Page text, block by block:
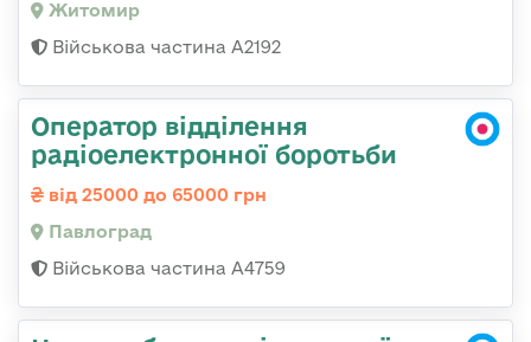
Житомир
Військова частина А2192
Оператор відділення
радіоелектронної боротьби
від 25000 до 65000 грн
Павлоград
Військова частина А4759